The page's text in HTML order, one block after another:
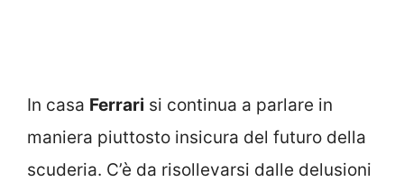
In casa Ferrari si continua a parlare in
maniera piuttosto insicura del futuro della
scuderia. C’è da risollevarsi dalle delusioni